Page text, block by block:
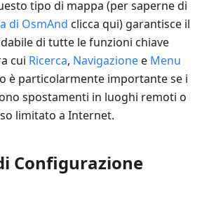
tipo di mappa (per saperne di
di OsmAnd clicca qui) garantisce il
di tutte le funzioni chiave
cui Ricerca, Navigazionee Menu
è particolarmente importante se i
spostamenti in luoghi remoti o
limitato a Internet.
Configurazione